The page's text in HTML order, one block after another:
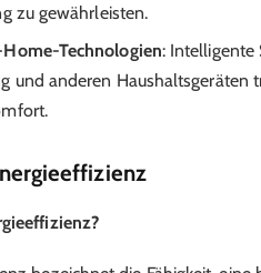
zu gewährleisten.
Technologien: Intelligente
und anderen Haushaltsgeräten